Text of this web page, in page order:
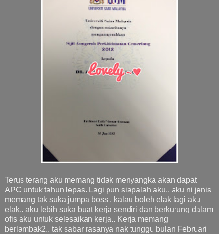
Terus terang aku memang tidak menyangka akan dapat
APC untuk tahun lepas. Lagi pun siapalah aku.. aku ni jenis
memang tak suka jumpa boss.. kalau boleh elak lagi aku
elak.. aku lebih suka buat kerja sendiri dan berkurung dalam
ofis aku untuk selesaikan kerja.. Kerja memang
berlambak2.. tak sabar rasanya nak tunggu bulan Februari